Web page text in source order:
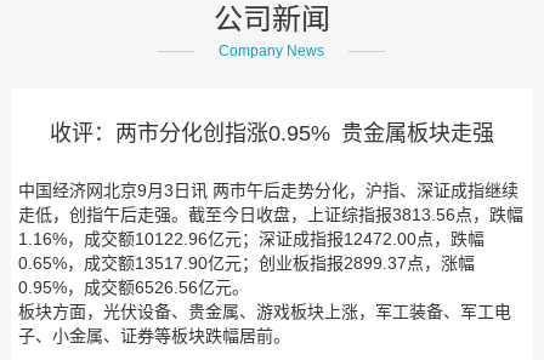
公司新闻
Company News
收评：两市分化创指涨0.95% 贵金属板块走强
中国经济网北京9月3日讯 两市午后走势分化，沪指、深证成指继续
走低，创指午后走强。截至今日收盘，上证综指报3813.56点，跌幅
1.16%，成交额10122.96亿元；深证成指报12472.00点，跌幅
0.65%，成交额13517.90亿元；创业板指报2899.37点，涨幅
0.95%，成交额6526.56亿元。
板块方面，光伏设备、贵金属、游戏板块上涨，军工装备、军工电
子、小金属、证券等板块跌幅居前。